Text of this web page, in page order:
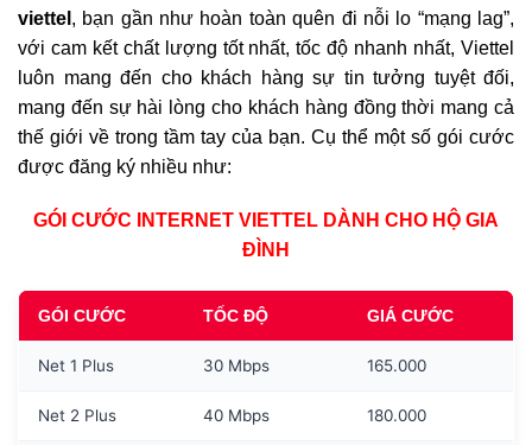
viettel , bạn gần như hoàn toàn quên đi nỗi lo “mạng lag”,
với cam kết chất lượng tốt nhất, tốc độ nhanh nhất, Viettel
luôn mang đến cho khách hàng sự tin tưởng tuyệt đối,
mang đến sự hài lòng cho khách hàng đồng thời mang cả
thế giới về trong tầm tay của bạn. Cụ thể một số gói cước
được đăng ký nhiều như:
GÓI CƯỚC INTERNET VIETTEL DÀNH CHO HỘ GIA
ĐÌNH
GÓI CƯỚC TỐC ĐỘ GIÁ CƯỚC
Net 1 Plus 30 Mbps 165.000
Net 2 Plus 40 Mbps 180.000